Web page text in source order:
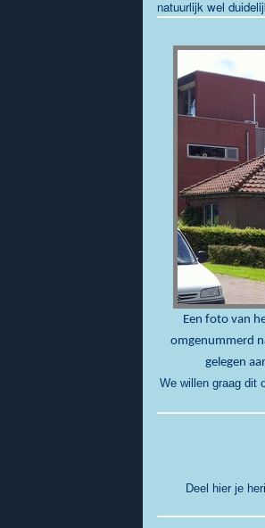
natuurlijk wel
Een foto van
omgenummerd
gelegen
We willen graag dit
Deel hier je